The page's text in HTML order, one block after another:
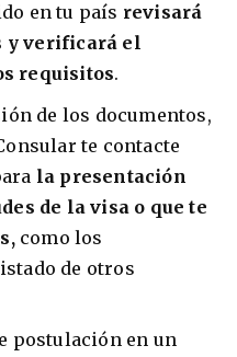
en tu país revisará
y verificará el
requisitos.
de los documentos,
te contacte
la presentación
de la visa o que te
como los
de otros
postulación en un